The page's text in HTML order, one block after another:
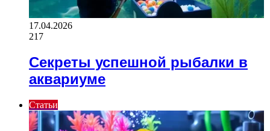
17.04.2026
217
Секреты успешной рыбалки в
аквариуме
Статьи